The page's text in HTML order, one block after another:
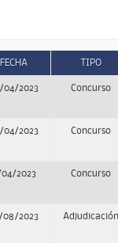
FECHA TIPO
04/2023 Concurso
04/2023 Concurso
04/2023 Concurso
08/2023 Adjudicación